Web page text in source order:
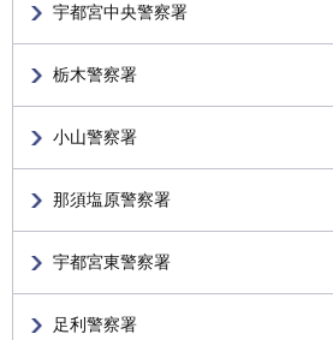
宇都宮中央警察署
栃木警察署
小山警察署
那須塩原警察署
宇都宮東警察署
足利警察署